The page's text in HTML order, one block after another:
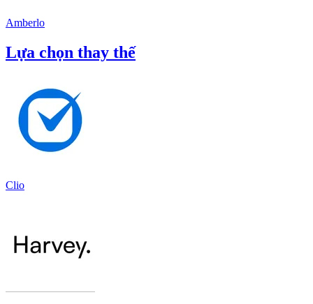
Amberlo
Lựa chọn thay thế
Clio